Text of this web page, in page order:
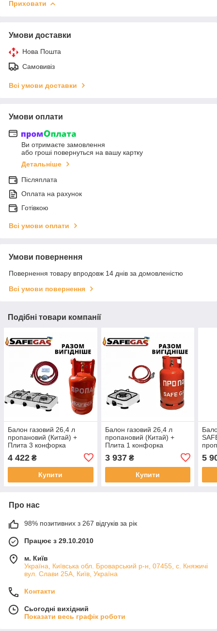
Приховати
Умови доставки
Нова Пошта
Самовивіз
Всі умови доставки
Умови оплати
Ви отримаєте замовлення
або гроші повернуться на вашу картку
Детальніше
Післяплата
Оплата на рахунок
Готівкою
Всі умови оплати
Умови повернення
Повернення товару впродовж 14 днів за домовленістю
Всі умови повернення
Подібні товари компанії
Балон газовий 26,4 л
пропановий (Китай) +
Плита 3 конфорка
підключення SAFEGAS
4 422 ₴
Купити
Балон газовий 26,4 л
пропановий (Китай) +
Плита 1 конфорка
підключення SAFEGAS
3 937₴
Купити
5
Про нас
98% позитивних з 267 відгуків за рік
Працює з 29.10.2010
м. Київ
Україна, Київська обл. Броварський р-н, 07455, c. Княжичі
вул. Слави 25А, Київ, Україна
Контакти
Сьогодні вихідний
Показати весь графік роботи